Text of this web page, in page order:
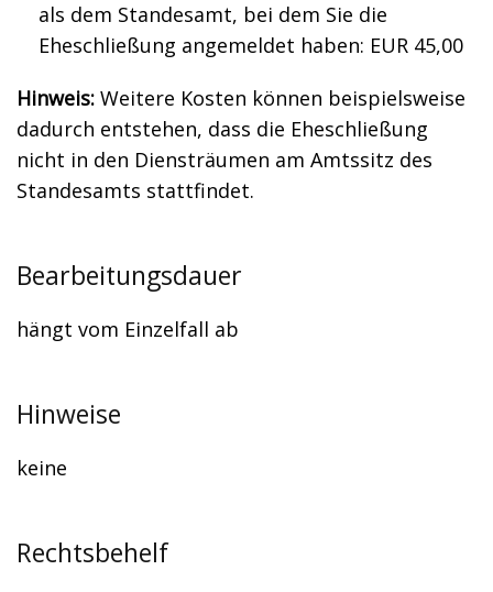
als dem Standesamt, bei dem Sie die
Eheschließung angemeldet haben: EUR 45,00
Hinweis: Weitere Kosten können beispielsweise
dadurch entstehen, dass die Eheschließung
nicht in den Diensträumen am Amtssitz des
Standesamts stattfindet.
Bearbeitungsdauer
hängt vom Einzelfall ab
Hinweise
keine
Rechtsbehelf